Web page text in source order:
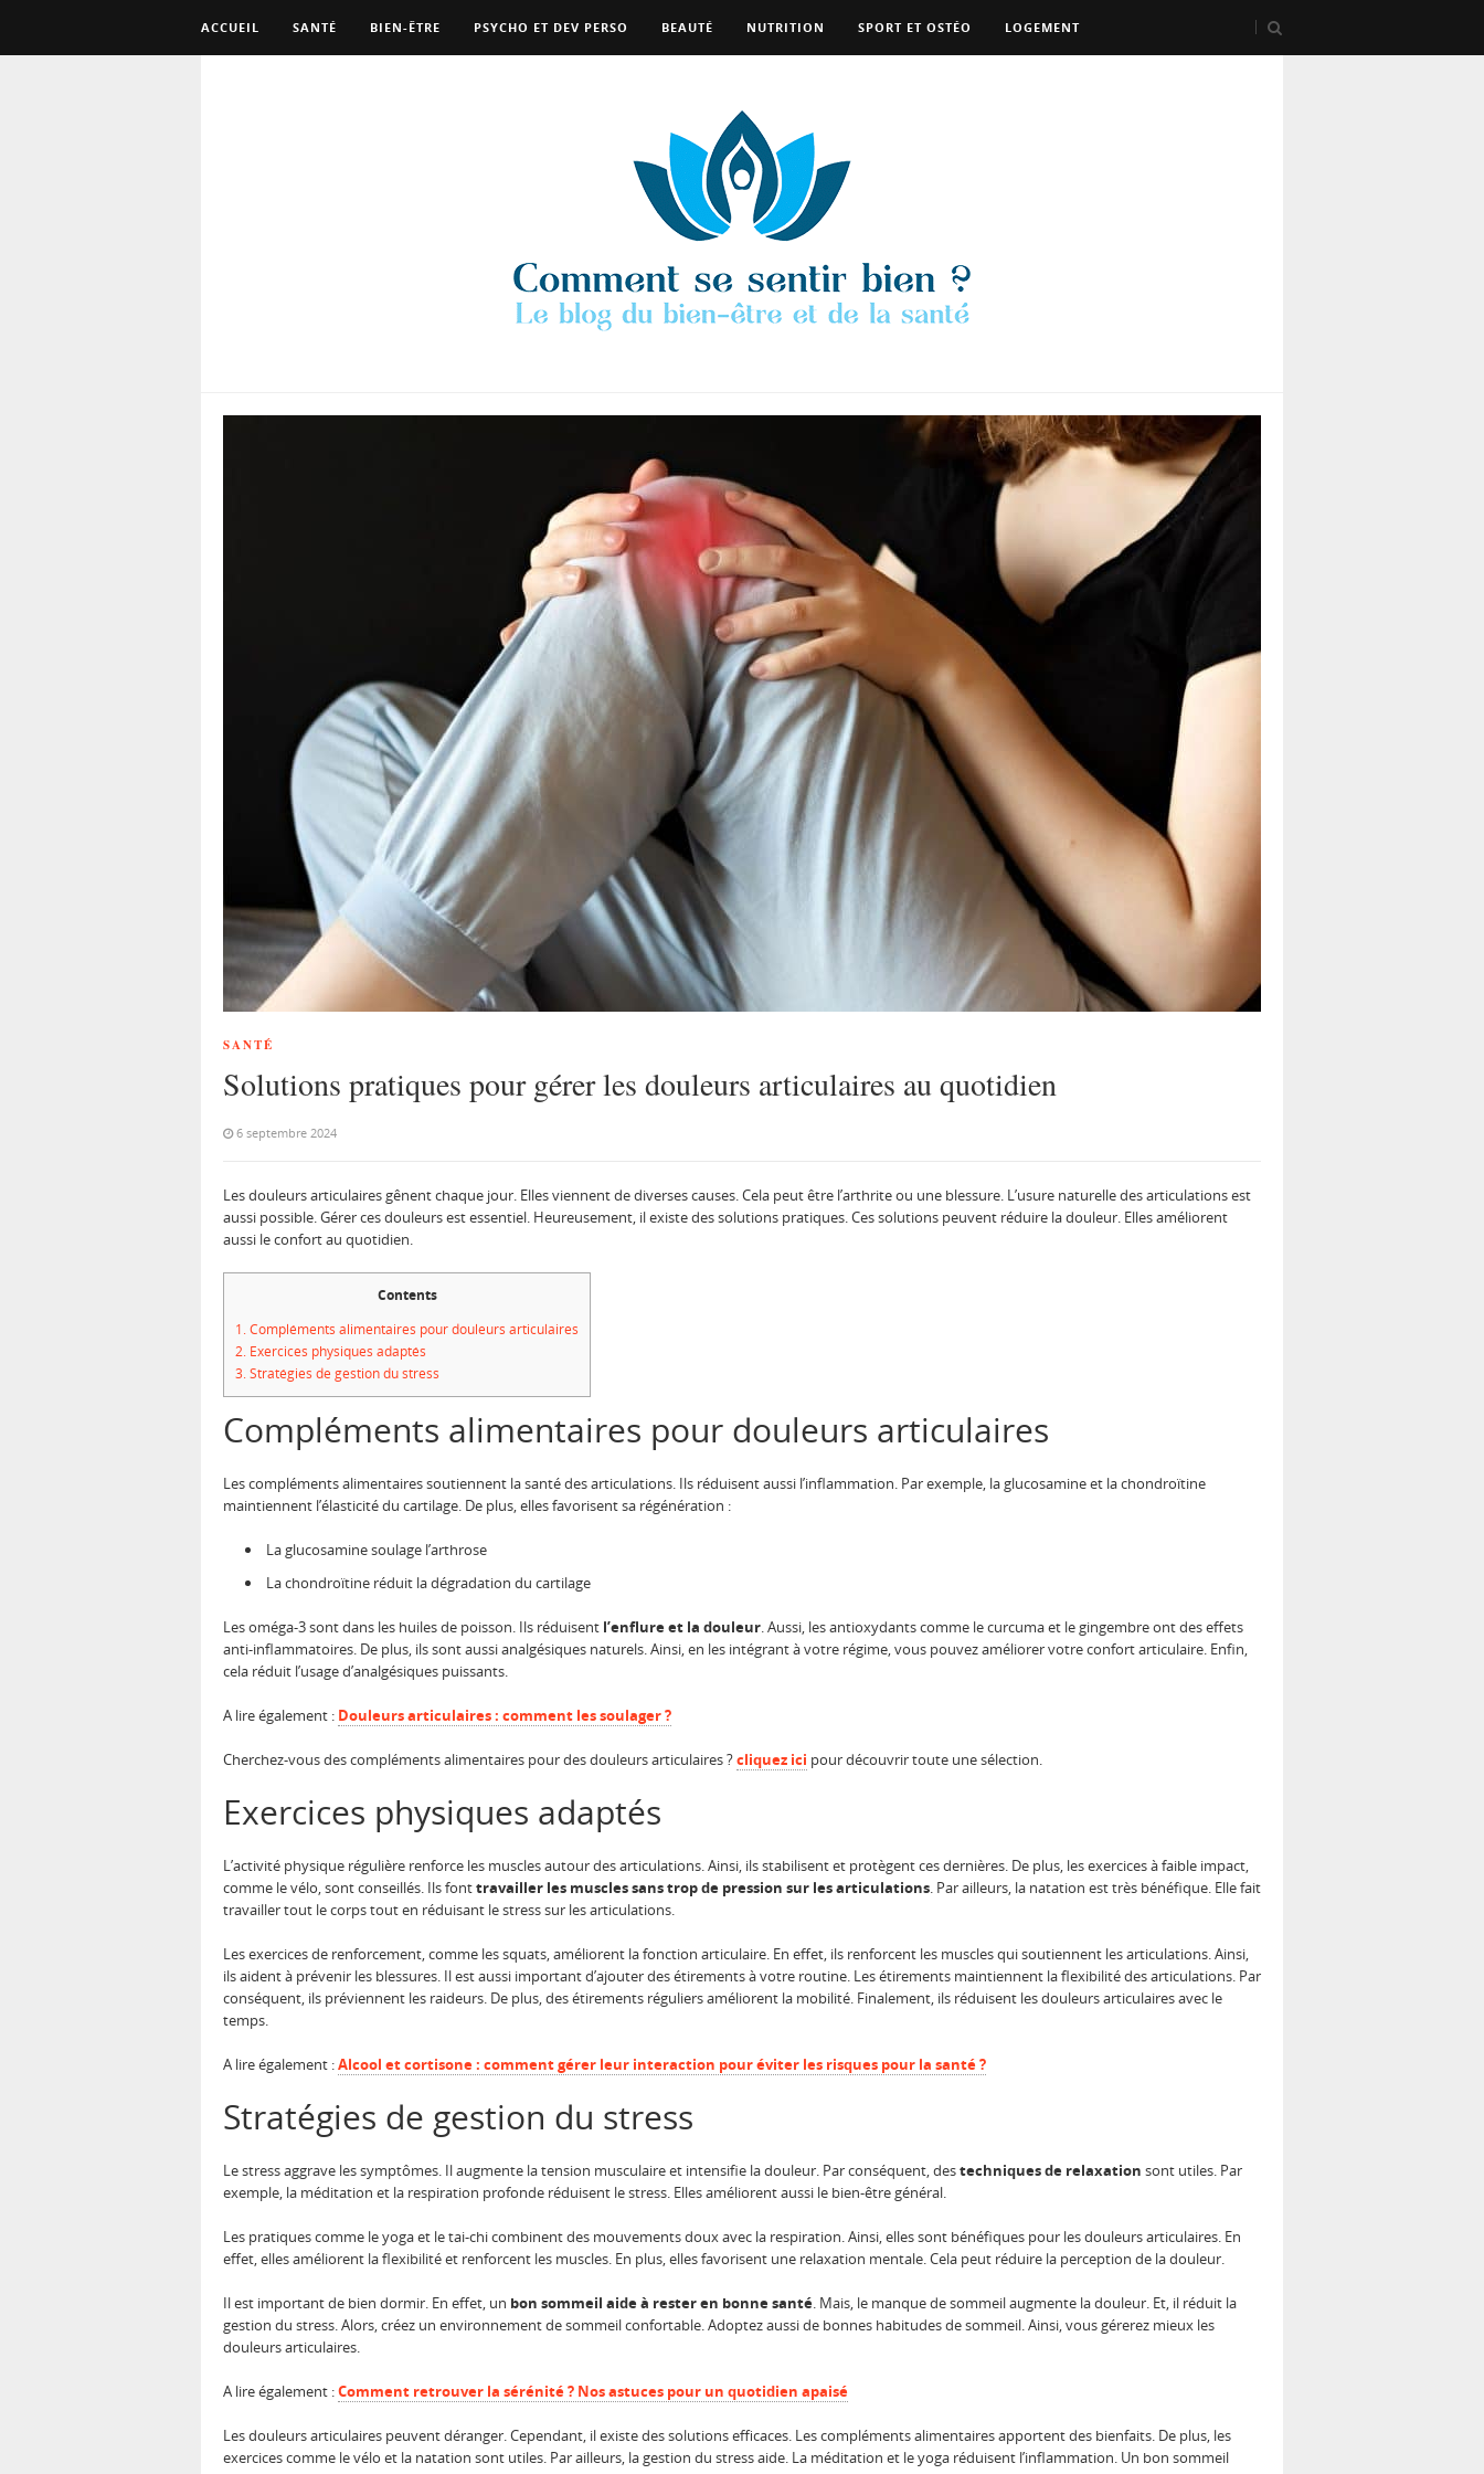
ACCUEIL SANTÉ BIEN-ÊTRE PSYCHO ET DEV PERSO BEAUTÉ NUTRITION SPORT ET OSTÉO LOGEMENT
SANTÉ
Solutions pratiques pour gérer les douleurs articulaires au quotidien
6 septembre 2024
Les douleurs articulaires gênent chaque jour. Elles viennent de diverses causes. Cela peut être l’arthrite ou une blessure. L’usure naturelle des articulations est
aussi possible. Gérer ces douleurs est essentiel. Heureusement, il existe des solutions pratiques. Ces solutions peuvent réduire la douleur. Elles améliorent
aussi le confort au quotidien.
Contents
1.Compléments alimentaires pour douleurs articulaires
2. Exercices physiques adaptés
3.Stratégies de gestion du stress
Compléments alimentaires pour douleurs articulaires
Les compléments alimentaires soutiennent la santé des articulations. Ils réduisent aussi l’inflammation. Par exemple, la glucosamine et la chondroïtine
maintiennent l’élasticité du cartilage. De plus, elles favorisent sa régénération :
La glucosamine soulage l’arthrose
La chondroïtine réduit la dégradation du cartilage
Les oméga-3 sont dans les huiles de poisson. Ils réduisent l’enflure et la douleur. Aussi, les antioxydants comme le curcuma et le gingembre ont des effets
anti-inflammatoires. De plus, ils sont aussi analgésiques naturels. Ainsi, en les intégrant à votre régime, vous pouvez améliorer votre confort articulaire. Enfin,
cela réduit l’usage d’analgésiques puissants.
A lire également : Douleurs articulaires : comment les soulager ?
Cherchez-vous des compléments alimentaires pour des douleurs articulaires ?cliquez ici pour découvrir toute une sélection.
Exercices physiques adaptés
L’activité physique régulière renforce les muscles autour des articulations. Ainsi, ils stabilisent et protègent ces dernières. De plus, les exercices à faible impact,
comme le vélo, sont conseillés. Ils fonttravailler les muscles sans trop de pression sur les articulations. Par ailleurs, la natation est très bénéfique. Elle fait
travailler tout le corps tout en réduisant le stress sur les articulations.
Les exercices de renforcement, comme les squats, améliorent la fonction articulaire. En effet, ils renforcent les muscles qui soutiennent les articulations. Ainsi,
ils aident à prévenir les blessures. Il est aussi important d’ajouter des étirements à votre routine. Les étirements maintiennent la flexibilité des articulations. Par
conséquent, ils préviennent les raideurs. De plus, des étirements réguliers améliorent la mobilité. Finalement, ils réduisent les douleurs articulaires avec le
temps.
A lire également :Alcool et cortisone : comment gérer leur interaction pour éviter les risques pour la santé ?
Stratégies de gestion du stress
Le stress aggrave les symptômes. Il augmente la tension musculaire et intensifie la douleur. Par conséquent, destechniques de relaxation sont utiles. Par
exemple, la méditation et la respiration profonde réduisent le stress. Elles améliorent aussi le bien-être général.
Les pratiques comme le yoga et le tai-chi combinent des mouvements doux avec la respiration. Ainsi, elles sont bénéfiques pour les douleurs articulaires. En
effet, elles améliorent la flexibilité et renforcent les muscles. En plus, elles favorisent une relaxation mentale. Cela peut réduire la perception de la douleur.
Il est important de bien dormir. En effet, un bon sommeil aide à rester en bonne santé. Mais, le manque de sommeil augmente la douleur. Et, il réduit la
gestion du stress. Alors, créez un environnement de sommeil confortable. Adoptez aussi de bonnes habitudes de sommeil. Ainsi, vous gérerez mieux les
douleurs articulaires.
A lire également :Comment retrouver la sérénité ? Nos astuces pour un quotidien apaisé
Les douleurs articulaires peuvent déranger. Cependant, il existe des solutions efficaces. Les compléments alimentaires apportent des bienfaits. De plus, les
exercices comme le vélo et la natation sont utiles. Par ailleurs, la gestion du stress aide. La méditation et le yoga réduisent l’inflammation. Un bon sommeil